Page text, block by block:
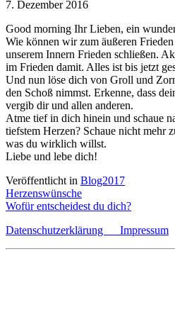
7. Dezember 2016
Good morning Ihr Lieben, ein
Wie können wir zum äußeren
unserem Innern Frieden schließen.
im Frieden damit. Alles ist bis jetzt
Und nun löse dich von Groll und
den Schoß nimmst. Erkenne, dass
vergib dir und allen anderen.
Atme tief in dich hinein und schaue
tiefstem Herzen? Schaue nicht mehr
was du wirklich willst.
Liebe und lebe dich!
Veröffentlicht in Blog2017
Beitragsnavigation
Herzenswünsche
Wofür entscheidest du dich?
Datenschutzerklärung Impressum